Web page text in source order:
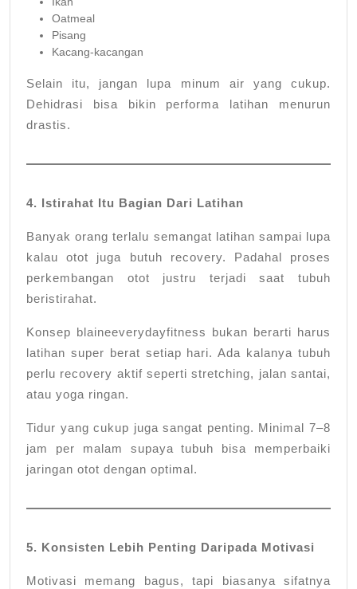
Oatmeal
Pisang
Kacang-kacangan
Selain itu, jangan lupa minum air yang cukup.
Dehidrasi bisa bikin performa latihan menurun
drastis.
4. Istirahat Itu Bagian Dari Latihan
Banyak orang terlalu semangat latihan sampai lupa
kalau otot juga butuh recovery. Padahal proses
perkembangan otot justru terjadi saat tubuh
beristirahat.
Konsep blaineeverydayfitness bukan berarti harus
latihan super berat setiap hari. Ada kalanya tubuh
perlu recovery aktif seperti stretching, jalan santai,
atau yoga ringan.
Tidur yang cukup juga sangat penting. Minimal 7–8
jam per malam supaya tubuh bisa memperbaiki
jaringan otot dengan optimal.
5. Konsisten Lebih Penting Daripada Motivasi
Motivasi memang bagus, tapi biasanya sifatnya